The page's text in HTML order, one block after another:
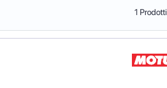
1 Prodotti